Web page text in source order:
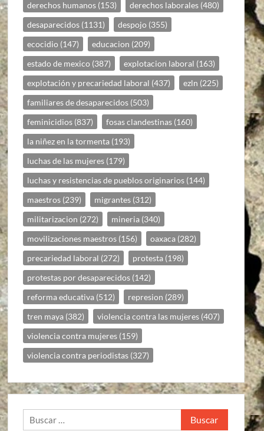
derechos humanos (153) derechos laborales (480)
desaparecidos (1131) despojo (355)
ecocidio (147) educacion (209)
estado de mexico (387) explotacion laboral (163)
explotación y precariedad laboral (437) ezln (225)
familiares de desaparecidos (503)
feminicidios (837) fosas clandestinas (160)
la niñez en la tormenta (193)
luchas de las mujeres (179)
luchas y resistencias de pueblos originarios (144)
maestros (239) migrantes (312)
militarizacion (272) mineria (340)
movilizaciones maestros (156) oaxaca (282)
precariedad laboral (272) protesta (198)
protestas por desaparecidos (142)
reforma educativa (512) represion (289)
tren maya (382) violencia contra las mujeres (407)
violencia contra mujeres (159)
violencia contra periodistas (327)
Buscar: